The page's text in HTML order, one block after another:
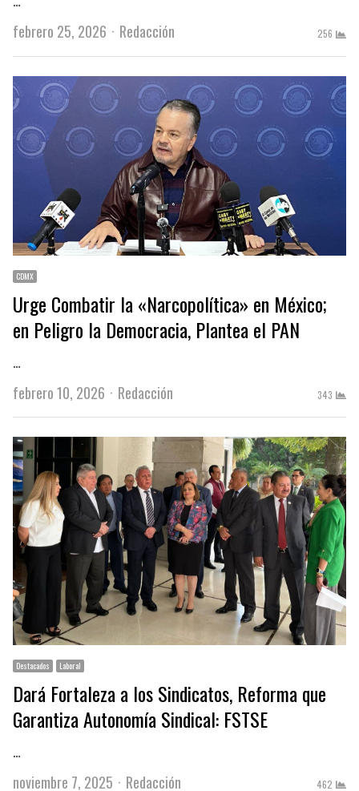
febrero 25, 2026
Author
Redacción 256
CDMX
Urge Combatir la «Narcopolítica» en México;
en Peligro la Democracia, Plantea el PAN
…
febrero 10, 2026
Author
Redacción 343
Destacados Laboral
Dará Fortaleza a los Sindicatos, Reforma que
Garantiza Autonomía Sindical: FSTSE
…
noviembre 7, 2025
Author
Redacción 462